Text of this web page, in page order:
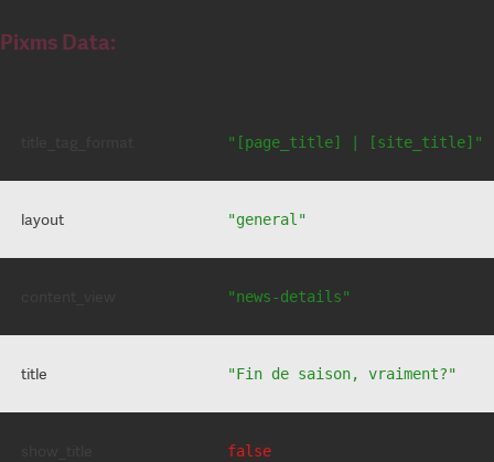
Pixms Data:
"[page_title] | [site_title]"
layout "general"
"news-details"
title "Fin de saison, vraiment?"
false